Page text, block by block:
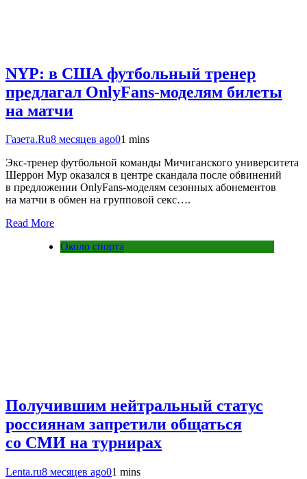
NYP: в США футбольный тренер
предлагал OnlyFans-моделям билеты
на матчи
Газета.Ru8 месяцев ago01 mins
Экс-тренер футбольной команды Мичиганского университета
Шеррон Мур оказался в центре скандала после обвинений
в предложении OnlyFans-моделям сезонных абонементов
на матчи в обмен на групповой секс….
Read More
Около спорта
Получившим нейтральный статус
россиянам запретили общаться
со СМИ на турнирах
Lenta.ru8 месяцев ago01 mins